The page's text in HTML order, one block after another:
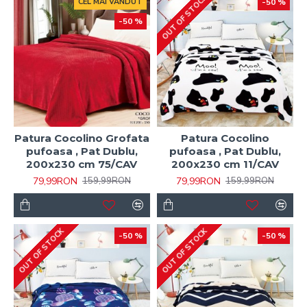
-50 %
Patura Cocolino Grofata
pufoasa , Pat Dublu,
200x230 cm 75/CAV
79,99RON 159,99RON
OUT OF STOCK
Patura Cocolino
pufoasa , Pat Dublu,
200x230 cm 11/CAV
79,99RON 159,99RON
-50 %
OUT OF STOCK -50 %
OUT OF STOCK